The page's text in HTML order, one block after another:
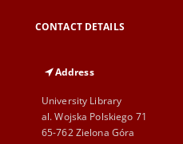
CONTACT DETAILS
Address
University Library
al. Wojska Polskiego 71
65-762 Zielona Góra